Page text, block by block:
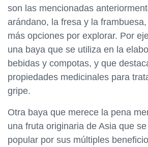
son las mencionadas
arándano, la fresa y la
más opciones por explorar. Por
una baya que se utiliza en la
bebidas y compotas, y que
propiedades medicinales para
gripe.
Otra baya que merece la pena
una fruta originaria de Asia que
popular por sus múltiples